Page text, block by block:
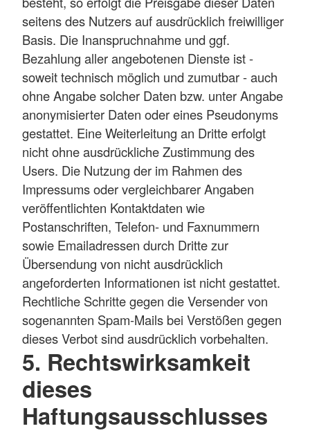
seitens des Nutzers auf ausdrücklich freiwilliger
Basis. Die Inanspruchnahme und ggf.
Bezahlung aller angebotenen Dienste ist -
soweit technisch möglich und zumutbar - auch
ohne Angabe solcher Daten bzw. unter Angabe
anonymisierter Daten oder eines Pseudonyms
gestattet. Eine Weiterleitung an Dritte erfolgt
nicht ohne ausdrückliche Zustimmung des
Users. Die Nutzung der im Rahmen des
Impressums oder vergleichbarer Angaben
veröffentlichten Kontaktdaten wie
Postanschriften, Telefon- und Faxnummern
sowie Emailadressen durch Dritte zur
Übersendung von nicht ausdrücklich
angeforderten Informationen ist nicht gestattet.
Rechtliche Schritte gegen die Versender von
sogenannten Spam-Mails bei Verstößen gegen
dieses Verbot sind ausdrücklich vorbehalten.
5. Rechtswirksamkeit
dieses
Haftungsausschlusses